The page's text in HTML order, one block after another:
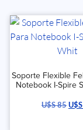
Soporte Flexible
Notebook I-Spire
U$S85U$S